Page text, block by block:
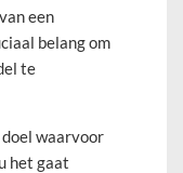
een
belang om
te
waarvoor
het gaat